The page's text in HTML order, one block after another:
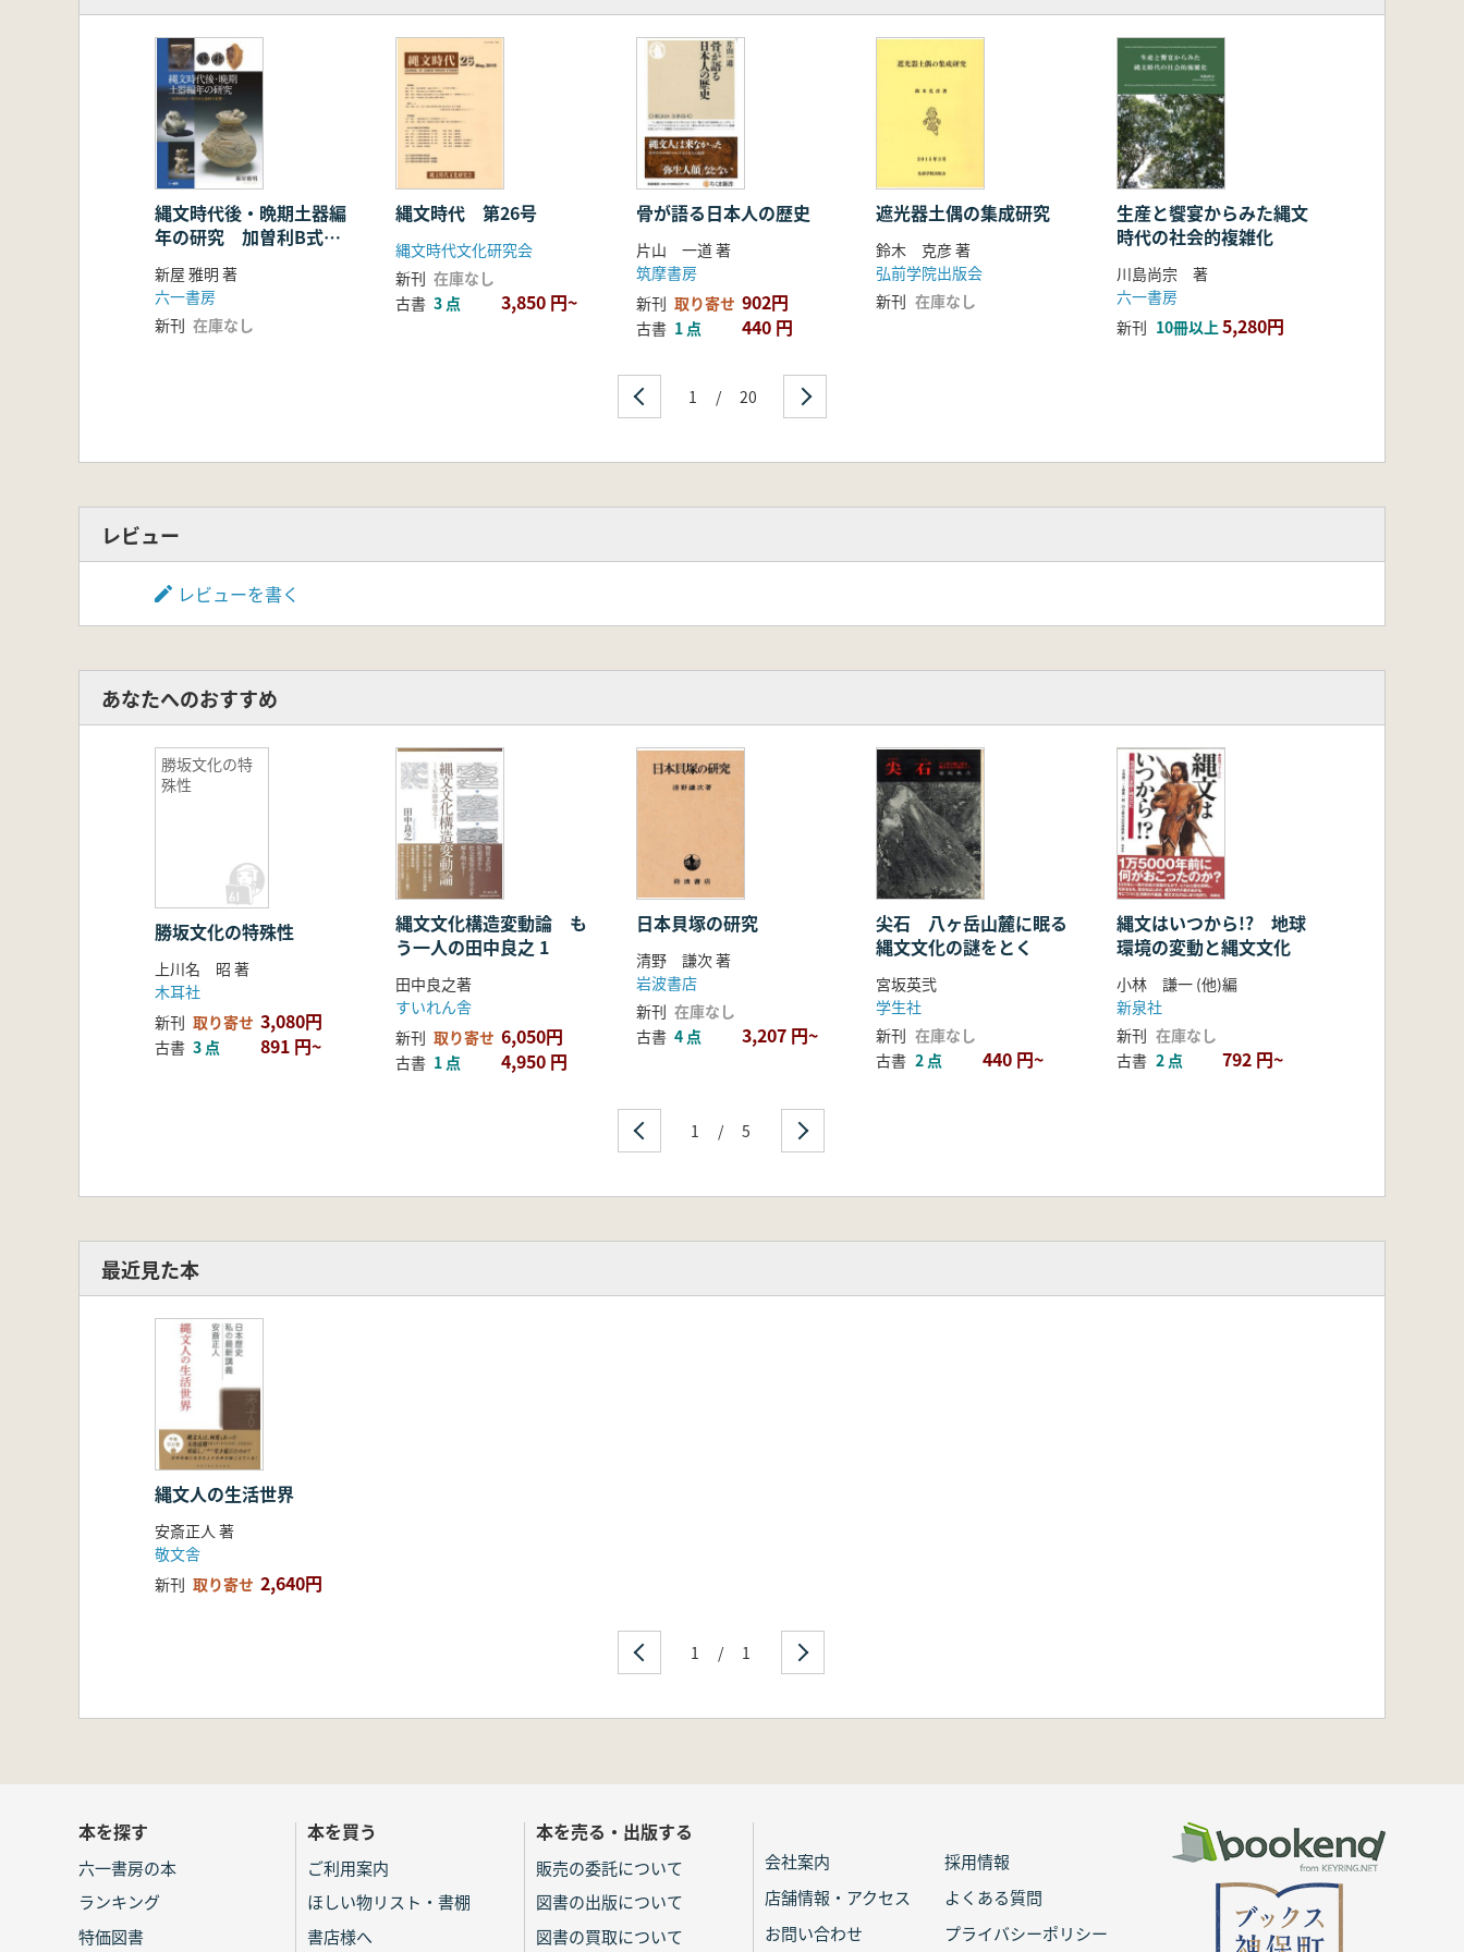
縄文時代後・晩期土器編
年の研究 加曽利B式〜
安行式土器群の変遷
新屋 雅明 著
六一書房
新刊 在庫なし
縄文時代 第26号
縄文時代文化研究会
新刊 在庫なし
古書 3 点 3,850 円~
骨が語る日本人の歴史
片山 一道 著
筑摩書房
新刊 取り寄せ 902円
古書 1 点 440 円
遮光器土偶の集成研究
鈴木 克彦 著
弘前学院出版会
新刊 在庫なし
生産と饗宴からみた縄文
時代の社会的複雑化
川島尚宗 著
六一書房
新刊 10冊以上5,280円
1 / 20
レビュー
レビューを書く
あなたへのおすすめ
勝坂文化の特
殊性
勝坂文化の特殊性
上川名 昭 著
木耳社
新刊 取り寄せ 3,080円
古書 3 点 891 円~
縄文文化構造変動論 も
う一人の田中良之 1
田中良之著
すいれん舎
新刊 取り寄せ 6,050円
古書 1 点 4,950 円
日本貝塚の研究
清野 謙次 著
岩波書店
新刊 在庫なし
古書 4 点 3,207 円~
尖石 八ヶ岳山麓に眠る
縄文文化の謎をとく
宮坂英弐
学生社
新刊 在庫なし
古書 2 点 440 円~
縄文はいつから!? 地球
環境の変動と縄文文化
小林 謙一 (他)編
新泉社
新刊 在庫なし
古書 2 点 792 円~
1 / 5
最近見た本
縄文人の生活世界
安斎正人 著
敬文舎
新刊 取り寄せ 2,640円
1 / 1
本を探す
六一書房の本
ランキング
特価図書
本を買う
ご利用案内
ほしい物リスト・書棚
書店様へ
本を売る・出版する
販売の委託について
図書の出版について
図書の買取について
会社案内
採用情報
店舗情報・アクセス
よくある質問
お問い合わせ
プライバシーポリシー